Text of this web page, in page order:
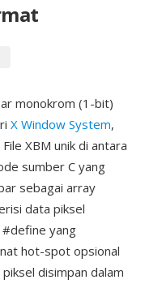
monokrom (1-bit)
X Window System,
XBM unik di antara
sumber C yang
sebagai array
data piksel
#define yang
hot-spot opsional
disimpan dalam